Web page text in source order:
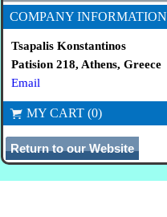
COMPANY INFORMATION
Tsapalis Konstantinos
Patision 218, Athens, Greece
Email
MY CART (0)